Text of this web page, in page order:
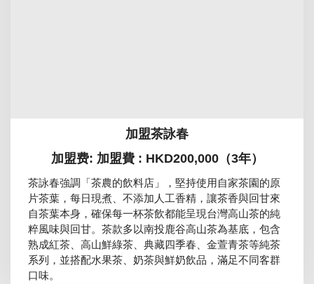
加盟茶詠春
加盟费: 加盟費 : HKD200,000（3年）
茶詠春強調「茶農的飲料店」，堅持使用自家茶園的原
片茶葉，每日現煮、不添加人工香精，讓茶香與回甘來
自茶葉本身，確保每一杯茶飲都能呈現台灣高山茶的純
粹風味與回甘。茶款多以南投鹿谷高山茶為基底，包含
熟成紅茶、高山鮮綠茶、典藏四季春、金萱青茶等純茶
系列，並搭配水果茶、奶茶與鮮奶飲品，滿足不同客群
口味。